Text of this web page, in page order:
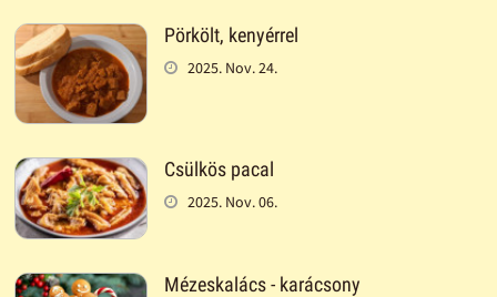
Pörkölt, kenyérrel
2025. Nov. 24.
Csülkös pacal
2025. Nov. 06.
Mézeskalács - karácsony